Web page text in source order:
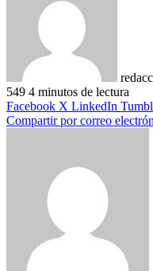
549 4 minutos de lectura
Facebook X LinkedIn
Compartir por correo